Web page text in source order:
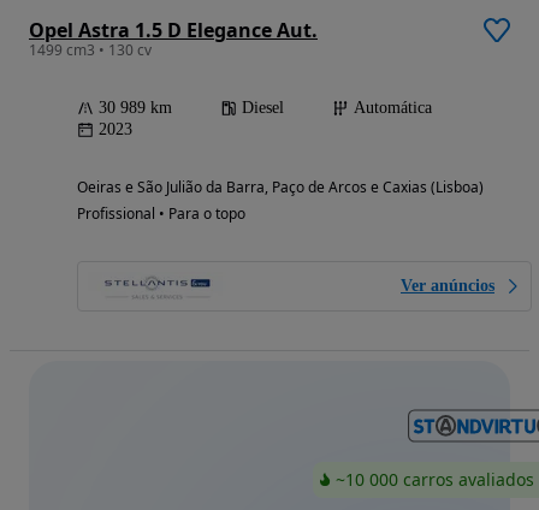
Opel Astra 1.5 D Elegance Aut.
1499 cm3 • 130 cv
30 989 km Diesel
Automática
2023
Oeiras e São Julião da Barra, Paço de Arcos e Caxias (Lisboa)
Profissional • Para o topo
Ver anúncios
~10 000 carros